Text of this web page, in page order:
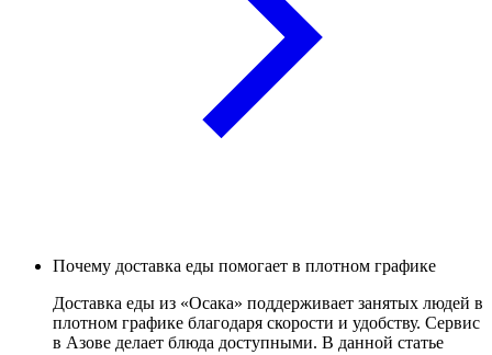
Почему доставка еды помогает в плотном графике
Доставка еды из «Осака» поддерживает занятых людей в
плотном графике благодаря скорости и удобству. Сервис
в Азове делает блюда доступными. В данной статье